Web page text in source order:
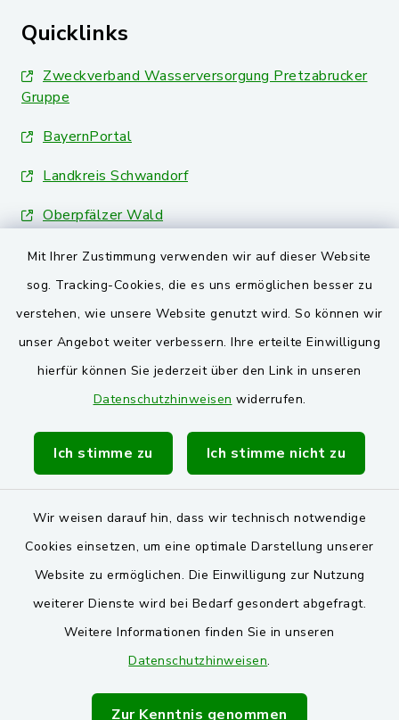
Mit Ihrer Zustimmung verwenden wir auf dieser Website
sog. Tracking-Cookies, die es uns ermöglichen besser zu
verstehen, wie unsere Website genutzt wird. So können wir
unser Angebot weiter verbessern. Ihre erteilte Einwilligung
hierfür können Sie jederzeit über den Link in unseren
Datenschutzhinweisen widerrufen.
Ich stimme zu Ich stimme nicht zu
Wir weisen darauf hin, dass wir technisch notwendige
Cookies einsetzen, um eine optimale Darstellung unserer
Website zu ermöglichen. Die Einwilligung zur Nutzung
weiterer Dienste wird bei Bedarf gesondert abgefragt.
Weitere Informationen finden Sie in unseren
Datenschutzhinweisen.
Zur Kenntnis genommen
Quicklinks
Zweckverband Wasserversorgung Pretzabrucker
Gruppe
BayernPortal
Landkreis Schwandorf
Oberpfälzer Wald
VG und Gemeinden
Markt Schwarzenfeld
Gemeinde Stulln
Barrierefreiheit
Datenschutz
Impressum